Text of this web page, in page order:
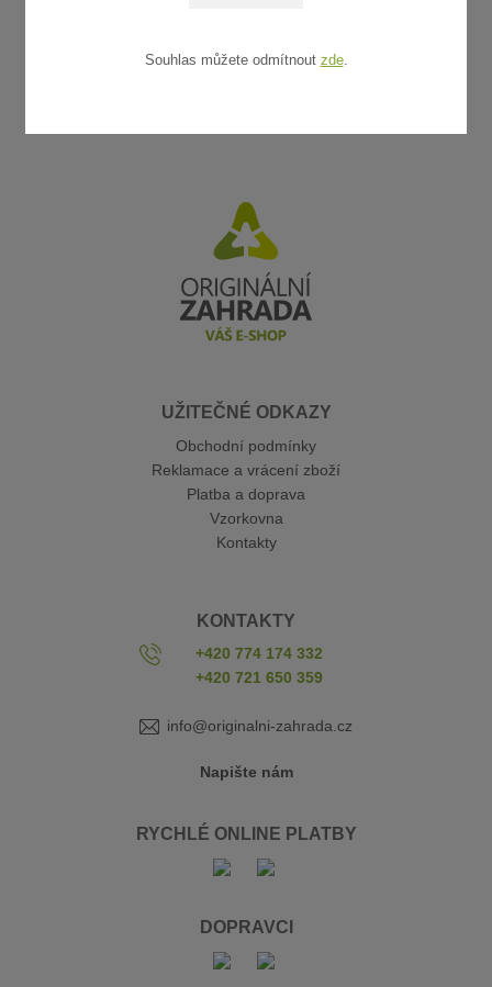
UŽITEČNÉ ODKAZY
Obchodní podmínky
Reklamace a vrácení zboží
Platba a doprava
Vzorkovna
Kontakty
KONTAKTY
+420 774 174 332
+420 721 650 359
info@originalni-zahrada.cz
Napište nám
RYCHLÉ ONLINE PLATBY
DOPRAVCI
Souhlas můžete odmítnout zde.